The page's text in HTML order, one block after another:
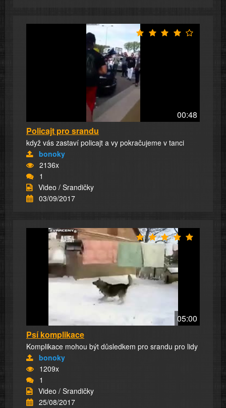
00:48
Policajt pro srandu
když vás zastaví policajt a vy pokračujeme v tanci
bonoky
2136x
1
Video / Srandičky
03/09/2017
05:00
Psí komplikace
Komplikace mohou být důsledkem pro srandu pro lidy
bonoky
1209x
1
Video / Srandičky
25/08/2017